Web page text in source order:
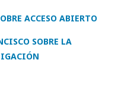
ACCESO ABIERTO
SOBRE LA